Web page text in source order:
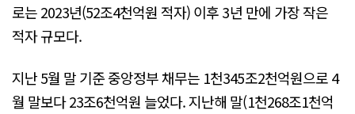
로는 2023년(52조4천억원 적자) 이후 3년 만에 가장 작은
적자 규모다.
지난 5월 말 기준 중앙정부 채무는 1천345조2천억원으로 4
월 말보다 23조6천억원 늘었다. 지난해 말(1천268조1천억